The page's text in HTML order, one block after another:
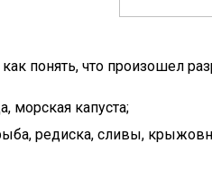
как понять, что произошел
морская капуста;
редиска, сливы,